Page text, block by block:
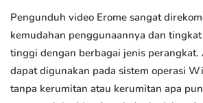
Pengunduh video Erome sangat
kemudahan penggunaannya dan
tinggi dengan berbagai jenis
dapat digunakan pada sistem operasi
tanpa kerumitan atau kerumitan apa